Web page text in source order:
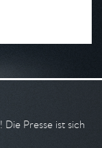
! Die Presse ist sich